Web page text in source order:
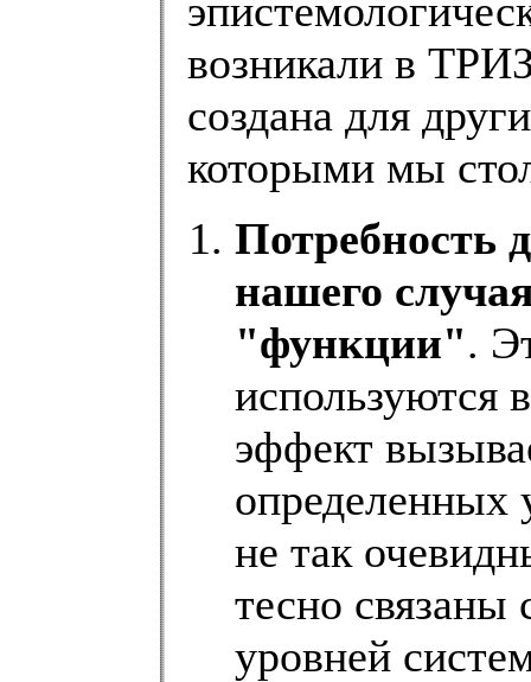
возникали в
создана для
которыми мы
Потребность
нашего
"функции".
эффект
определенных
не так
тесно
уровней